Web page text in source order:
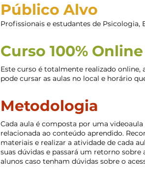
Público Alvo
Profissionais e estudantes de Psicologia,
Curso 100% Online
Este curso é totalmente realizado online,
pode cursar as aulas no local e horário
Metodologia
Cada aula é composta por uma
relacionada ao conteúdo aprendido.
materiais e realizar a atividade de cada
suas dúvidas e passará um retorno
alunos caso tenham dúvidas sobre o